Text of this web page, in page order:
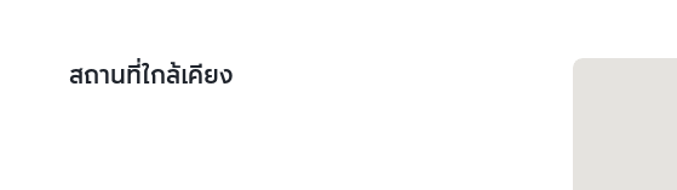
สถานที่ใกล้เคียง